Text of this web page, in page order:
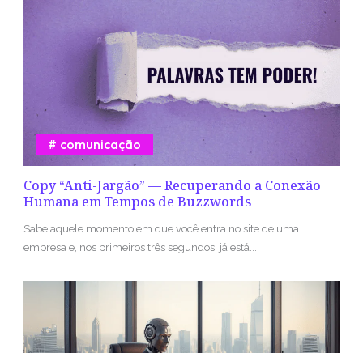
Copy “Anti-Jargão” — Recuperando a Conexão
Humana em Tempos de Buzzwords
comunicação
Sabe aquele momento em que você entra no site de uma
empresa e, nos primeiros três segundos, já está...